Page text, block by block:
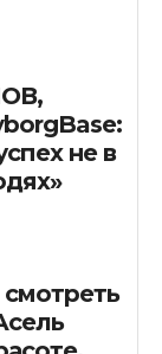
не в